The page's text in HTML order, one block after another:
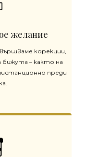
желание
корекции,
– както на
преди